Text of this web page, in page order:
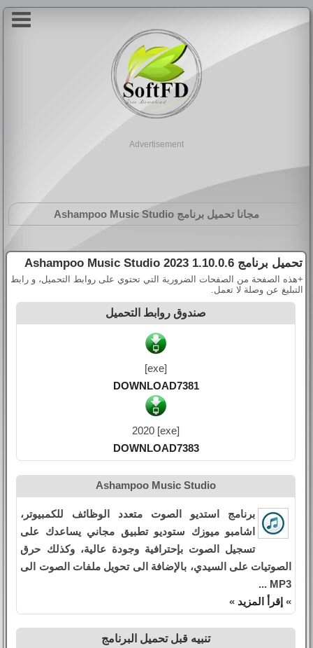
Advertisement
مجانا تحميل برنامج Ashampoo Music Studio
تحميل برنامج Ashampoo Music Studio 2023 1.10.0.6
+هذه الصفحة من الصفحات الضرورية التي تحتوي على روابط التحميل، و رابط
التبليغ عن وصلة لا تعمل.
صندوق روابط التحميل
[exe]
DOWNLOAD7381
2020 [exe]
DOWNLOAD7383
Ashampoo Music Studio
برنامج استديو الصوت متعدد الوظائف للكمبيوتر،
اشامبو ميوزك ستوديو تطبيق مجاني يساعدك على
تسجيل الصوت بإحترافية وجودة عالية، وكذلك حرق
الصوتيات على السيدي، بالإضافة الى تحويل ملفات الصوت الى
MP3 ...
» إقرأ المزيد »
تنبيه قبل تحميل البرنامج